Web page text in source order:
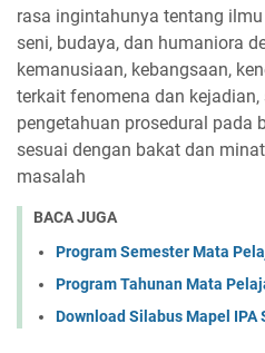
rasa ingintahunya tentang
seni, budaya, dan humaniora
kemanusiaan, kebangsaan,
terkait fenomena dan kejadian,
pengetahuan prosedural pada
sesuai dengan bakat dan
masalah
BACA JUGA
Program Semester Mata
Program Tahunan Mata
Download Silabus Mapel IPA